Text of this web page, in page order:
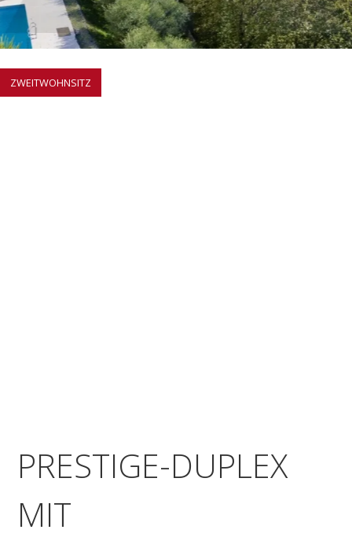
ZWEITWOHNSITZ
PRESTIGE-DUPLEX
MIT